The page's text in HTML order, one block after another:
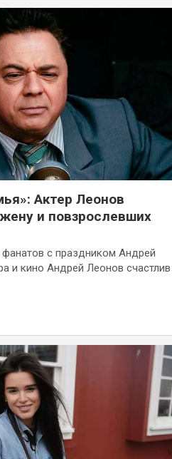
Актер Леонов
и повзрослевших
с праздником Андрей
и кино Андрей Леонов счастлив